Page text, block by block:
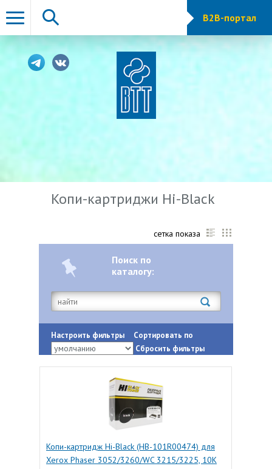
B2B-портал
Копи-картриджи Hi-Black
сетка показа
Поиск по
каталогу:
Настроить фильтры Сортировать по
Сбросить фильтры
Копи-картридж Hi-Black (HB-101R00474) для
Xerox Phaser 3052/3260/WC 3215/3225, 10K